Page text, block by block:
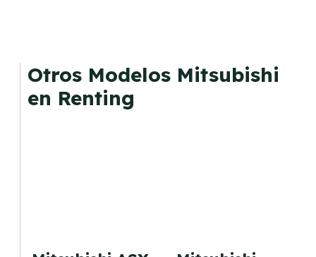
Otros Modelos Mitsubishi
en Renting